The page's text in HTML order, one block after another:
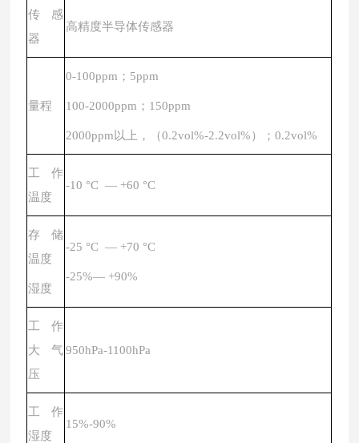
传感
器
高精度半导体传感器
量程
0-100ppm；5ppm
100-2000ppm；150ppm
2000ppm以上，（0.2vol%-2.2vol%）；0.2vol%
工作
温度
-10 °C — +60 °C
存储
温度
湿度
-25 °C — +70 °C
-25%— +90%
工作
大气
压
950hPa-1100hPa
工作
湿度
15%-90%